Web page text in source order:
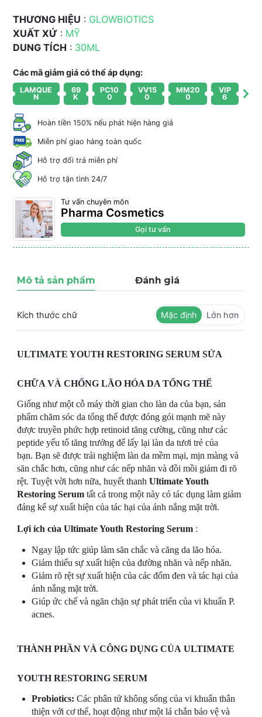
THƯƠNG HIỆU : GLOWBIOTICS
XUẤT XỨ : MỸ
DUNG TÍCH : 30ML
Các mã giảm giá có thể áp dụng:
LAMQUE
N
69
K
PC10
0
VV15
0
MM20
0
VIP
6
Hoàn tiền 150% nếu phát hiện hàng giả
Miễn phí giao hàng toàn quốc
Hỗ trợ đổi trả miễn phí
Hỗ trợ tận tình 24/7
Tư vấn chuyên môn
Pharma Cosmetics
Gọi tư vấn
Mô tả sản phẩm Đánh giá
Kích thước chữ Mặc định Lớn hơn
ULTIMATE YOUTH RESTORING SERUM SỬA
CHỮA VÀ CHỐNG LÃO HÓA DA TỔNG THỂ
Giống như một cỗ máy thời gian cho làn da của bạn, sản
phẩm chăm sóc da tổng thể được đóng gói mạnh mẽ này
được truyền phức hợp retinoid tăng cường, cũng như các
peptide yếu tố tăng trưởng để lấy lại làn da tươi trẻ của
bạn. Bạn sẽ được trải nghiệm làn da mềm mại, mịn màng và
săn chắc hơn, cũng như các nếp nhăn và đồi mồi giảm đi rõ
rệt. Tuyệt vời hơn nữa, huyết thanh Ultimate Youth
Restoring Serum tất cả trong một này có tác dụng làm giảm
đáng kể sự xuất hiện của tác hại của ánh nắng mặt trời.
Lợi ích của Ultimate Youth Restoring Serum :
Ngay lập tức giúp làm săn chắc và căng da lão hóa.
Giảm thiểu sự xuất hiện của đường nhăn và nếp nhăn.
Giảm rõ rệt sự xuất hiện của các đốm đen và tác hại của
ánh nắng mặt trời.
Giúp ức chế và ngăn chặn sự phát triển của vi khuẩn P.
acnes.
THÀNH PHẦN VÀ CÔNG DỤNG CỦA ULTIMATE
YOUTH RESTORING SERUM
Probiotics: Các phân tử không sống của vi khuẩn thân
thiện với cơ thể, hoạt động như một lá chắn bảo vệ và